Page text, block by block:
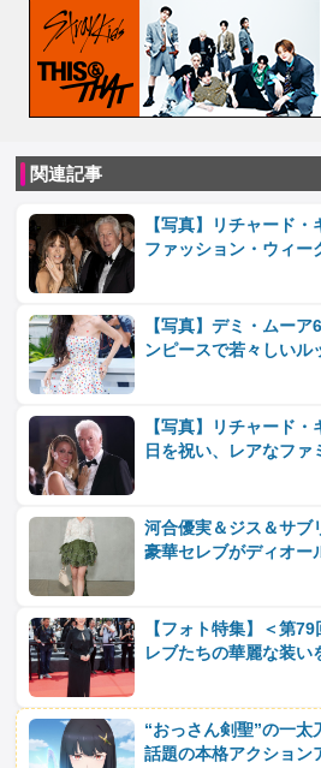
関連記事
【写真】リチャード
ファッション・ウィー
【写真】デミ・ムー
ンピースで若々しいル
【写真】リチャード
日を祝い、レアなファ
河合優実＆ジス＆サブ
豪華セレブがディオー
【フォト特集】＜第
レブたちの華麗な装い
“おっさん剣聖”の一
話題の本格アクショ